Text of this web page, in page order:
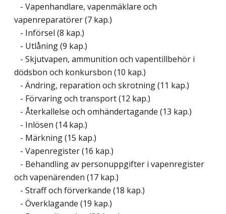
- Vapenhandlare, vapenmäklare och
vapenreparatörer (7 kap.)
- Införsel (8 kap.)
- Utlåning (9 kap.)
- Skjutvapen, ammunition och vapentillbehör i
dödsbon och konkursbon (10 kap.)
- Ändring, reparation och skrotning (11 kap.)
- Förvaring och transport (12 kap.)
- Återkallelse och omhändertagande (13 kap.)
- Inlösen (14 kap.)
- Märkning (15 kap.)
- Vapenregister (16 kap.)
- Behandling av personuppgifter i vapenregister
och vapenärenden (17 kap.)
- Straff och förverkande (18 kap.)
- Överklagande (19 kap.)